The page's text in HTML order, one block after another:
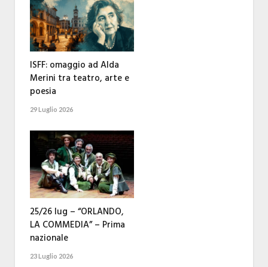
ISFF: omaggio ad Alda
Merini tra teatro, arte e
poesia
29 Luglio 2026
25/26 lug – “ORLANDO,
LA COMMEDIA” – Prima
nazionale
23 Luglio 2026